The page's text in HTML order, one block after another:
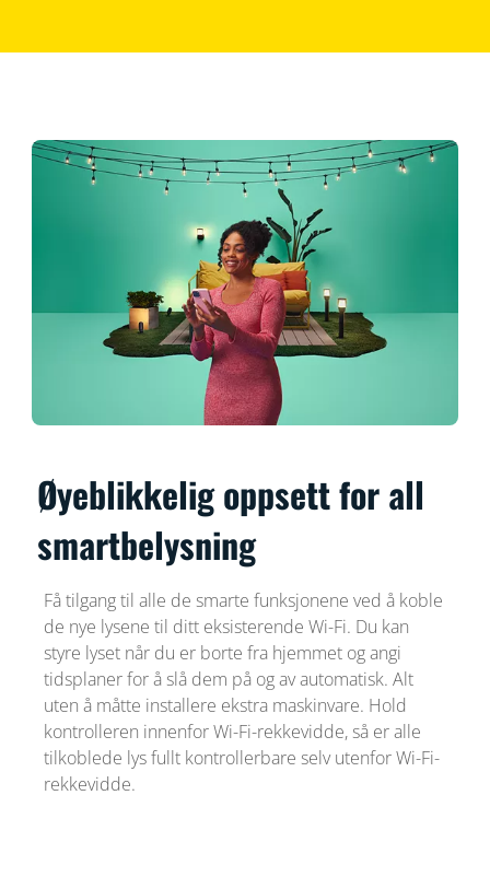
Øyeblikkelig oppsett for all
smartbelysning
Få tilgang til alle de smarte funksjonene ved å koble
de nye lysene til ditt eksisterende Wi-Fi. Du kan
styre lyset når du er borte fra hjemmet og angi
tidsplaner for å slå dem på og av automatisk. Alt
uten å måtte installere ekstra maskinvare. Hold
kontrolleren innenfor Wi-Fi-rekkevidde, så er alle
tilkoblede lys fullt kontrollerbare selv utenfor Wi-Fi-
rekkevidde.